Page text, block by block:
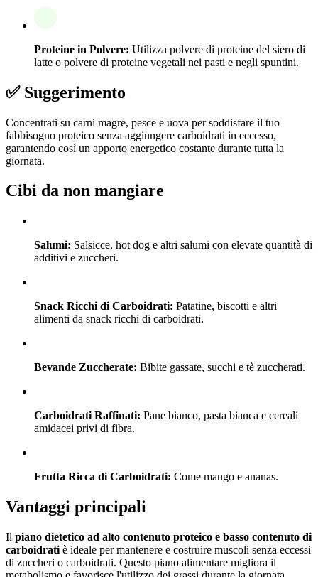
Proteine in Polvere: Utilizza polvere di proteine del siero di
latte o polvere di proteine vegetali nei pasti e negli spuntini.
✅ Suggerimento
Concentrati su carni magre, pesce e uova per soddisfare il tuo
fabbisogno proteico senza aggiungere carboidrati in eccesso,
garantendo così un apporto energetico costante durante tutta la
giornata.
Cibi da non mangiare
Salumi: Salsicce, hot dog e altri salumi con elevate quantità di
additivi e zuccheri.
Snack Ricchi di Carboidrati: Patatine, biscotti e altri
alimenti da snack ricchi di carboidrati.
Bevande Zuccherate: Bibite gassate, succhi e tè zuccherati.
Carboidrati Raffinati: Pane bianco, pasta bianca e cereali
amidacei privi di fibra.
Frutta Ricca di Carboidrati: Come mango e ananas.
Vantaggi principali
Il piano dietetico ad alto contenuto proteico e basso contenuto di
carboidrati è ideale per mantenere e costruire muscoli senza eccessi
di zuccheri o carboidrati. Questo piano alimentare migliora il